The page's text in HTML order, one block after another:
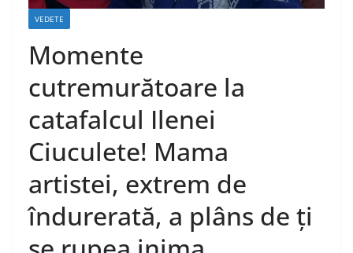
VEDETE
Momente
cutremurătoare la
catafalcul Ilenei
Ciuculete! Mama
artistei, extrem de
îndurerată, a plâns de ți